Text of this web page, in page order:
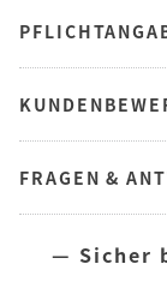
FRAGEN &
— Sicher